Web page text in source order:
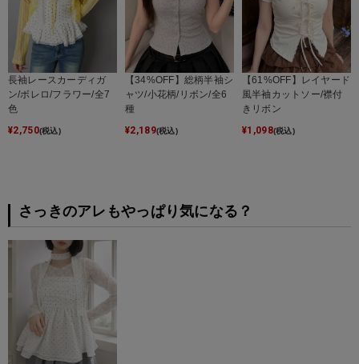
長袖レースカーディガ
ン/ボレロ/フラワー/全7
色
¥2,750(税込)
【34%OFF】総柄半袖シ
ャツ/小花柄/リボン/全6
種
¥2,189(税込)
【61%OFF】レイヤード
風半袖カットソー/襟付
きリボン
¥1,098(税込)
さっきのアレもやっぱり気になる？